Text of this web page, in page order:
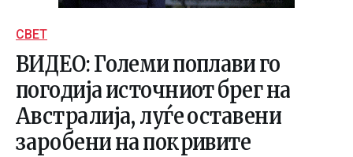
СВЕТ
ВИДЕО: Големи поплави го
погодија источниот брег на
Австралија, луѓе оставени
заробени на покривите